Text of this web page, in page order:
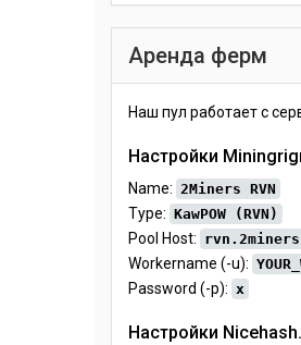
Аренда ферм
Наш пул работает с
Настройки
Name: 2Miners RVN
Type: KawPOW (RVN)
Pool Host:
Workername (-u):
Password (-p): x
Настройки